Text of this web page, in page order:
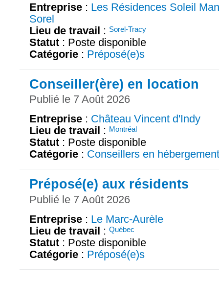
Entreprise : Les Résidences Soleil
Sorel
Lieu de travail : Sorel-Tracy
Statut : Poste disponible
Catégorie : Préposé(e)s
Conseiller(ère) en location
Publié le 7 Août 2026
Entreprise : Château Vincent d'Indy
Lieu de travail : Montréal
Statut : Poste disponible
Catégorie : Conseillers en hébergement
Préposé(e) aux résidents
Publié le 7 Août 2026
Entreprise : Le Marc-Aurèle
Lieu de travail : Québec
Statut : Poste disponible
Catégorie : Préposé(e)s